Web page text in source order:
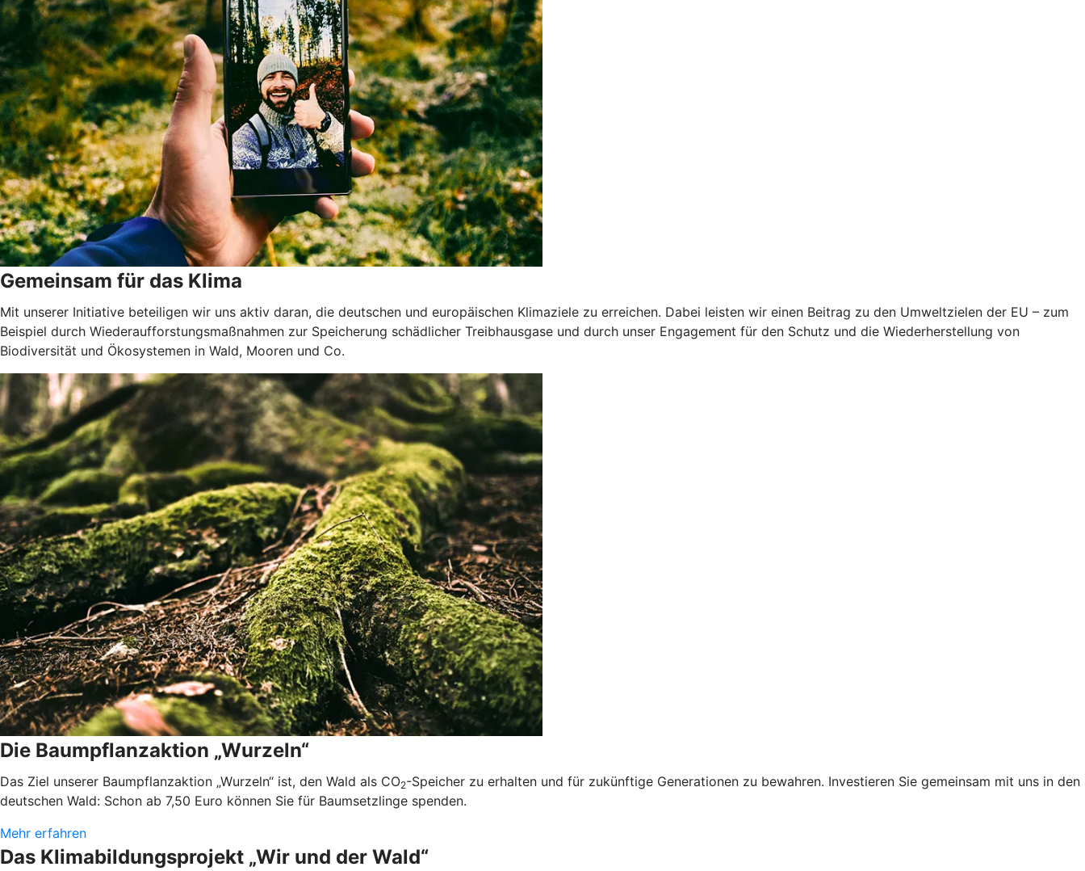
Gemeinsam für das Klima
Mit unserer Initiative beteiligen wir uns aktiv daran, die deutschen und europäischen Klimaziele zu erreichen. Dabei leisten wir einen Beitrag zu den Umweltzielen der EU – zum
Beispiel durch Wiederaufforstungsmaßnahmen zur Speicherung schädlicher Treibhausgase und durch unser Engagement für den Schutz und die Wiederherstellung von
Biodiversität und Ökosystemen in Wald, Mooren und Co.
Die Baumpflanzaktion „Wurzeln“
Das Ziel unserer Baumpflanzaktion „Wurzeln“ ist, den Wald als CO2-Speicher zu erhalten und für zukünftige Generationen zu bewahren. Investieren Sie gemeinsam mit uns in den
deutschen Wald: Schon ab 7,50 Euro können Sie für Baumsetzlinge spenden.
Mehr erfahren
Das Klimabildungsprojekt „Wir und der Wald“